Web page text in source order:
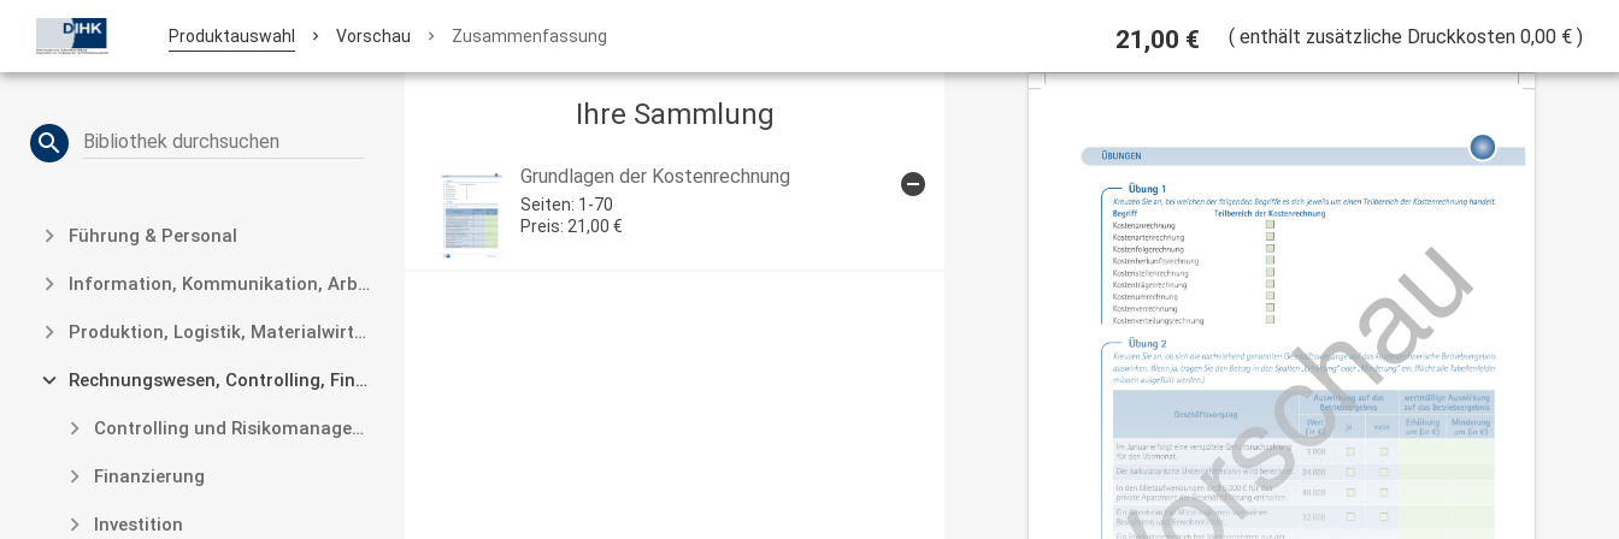
Produktauswahl Vorschau Zusammenfassung 21,00 € ( enthält zusätzliche Druckkosten 0,00 € )
SUCHE
search
Führung & Personal
Information, Kommunikation, Arbeitsorganisation und -planung
Produktion, Logistik, Materialwirtschaft, Marketing, Vertrieb
Rechnungswesen, Controlling, Finanzierung, Investition
Controlling und Risikomanagement
Finanzierung
Investition
Ihre Sammlung
Grundlagen der Kostenrechnung
Seiten: 1-70
Preis: 21,00 €
ARTIKEL "GRUNDLAGEN DER KOSTENRECHNUNG" AUS DER SAMMLUNG ENTFERNEN
remove_circle